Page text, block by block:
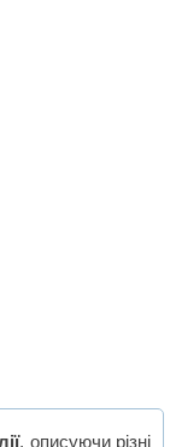
, описуючи різні